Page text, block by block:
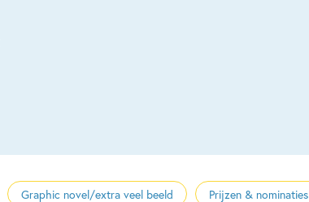
Graphic novel/extra veel beeld Prijzen & nominaties